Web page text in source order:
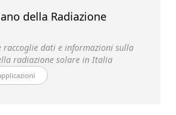
della Radiazione
raccoglie dati e informazioni sulla
radiazione solare in Italia